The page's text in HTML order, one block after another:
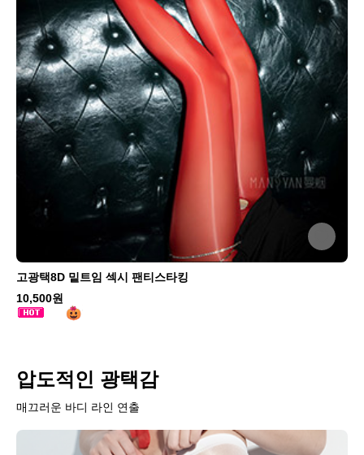
고광택8D 밑트임 섹시 팬티스타킹
10,500원
압도적인 광택감
매끄러운 바디 라인 연출